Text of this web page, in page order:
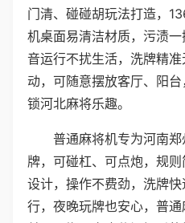
门清、碰碰胡玩法打造，
机桌面易清洁材质，污渍
音运行不扰生活，洗牌精
动，可随意摆放客厅、阳
锁河北麻将乐趣。
普通麻将机专为河南
牌，可碰杠、可点炮，规
设计，操作不费劲，洗牌
行，夜晚玩牌也安心，普